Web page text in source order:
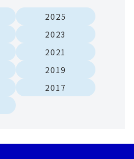
2025
2023
2021
2019
2017